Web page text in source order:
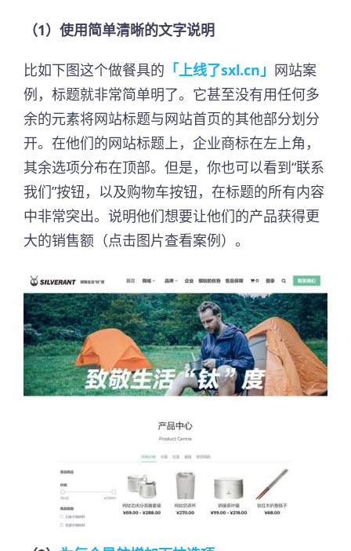
（1）使用简单清晰的文字说明
比如下图这个做餐具的 「上线了sxl.cn」 网站案
例，标题就非常简单明了。它甚至没有用任何多
余的元素将网站标题与网站首页的其他部分划分
开。在他们的网站标题上，企业商标在左上角，
其余选项分布在顶部。但是，你也可以看到“联系
我们”按钮，以及购物车按钮，在标题的所有内容
中非常突出。说明他们想要让他们的产品获得更
大的销售额（点击图片查看案例）。